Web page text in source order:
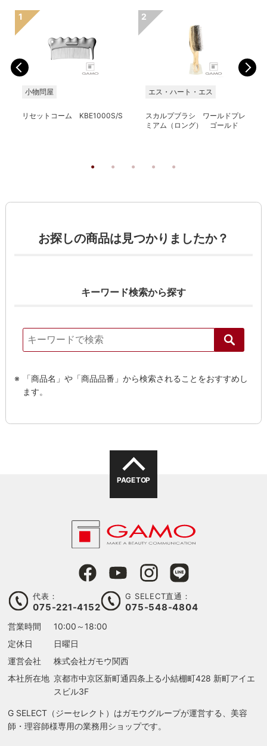
小物問屋
リセットコーム KBE1000S/S
エス・ハート・エス
スカルプブラシ ワールドプレ
ミアム（ロング） ゴールド
お探しの商品は見つかりましたか？
キーワード検索から探す
「商品名」や「商品品番」から検索されることをおすすめし
ます。
PAGE TOP
代表：
075-221-4152
G SELECT直通：
075-548-4804
営業時間
10:00～18:00
定休日
日曜日
運営会社
株式会社ガモウ関西
本社所在地 京都市中京区新町通四条上る小結棚町428 新町アイエ
スビル3F
G SELECT（ジーセレクト）はガモウグループが運営する、美容
師・理容師様専用の業務用ショップです。